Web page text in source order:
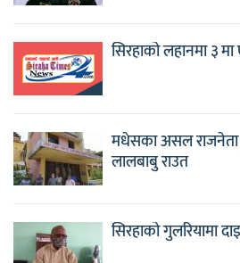
सिरहाको लहानमा ३
मधेसका असल राजनेता
लालबाबु राउत
सिरहाको गुलरियामा